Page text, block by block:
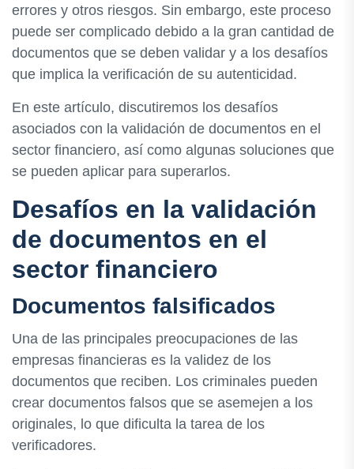
errores y otros riesgos. Sin embargo, este proceso
puede ser complicado debido a la gran cantidad de
documentos que se deben validar y a los desafíos
que implica la verificación de su autenticidad.
En este artículo, discutiremos los desafíos
asociados con la validación de documentos en el
sector financiero, así como algunas soluciones que
se pueden aplicar para superarlos.
Desafíos en la validación
de documentos en el
sector financiero
Documentos falsificados
Una de las principales preocupaciones de las
empresas financieras es la validez de los
documentos que reciben. Los criminales pueden
crear documentos falsos que se asemejen a los
originales, lo que dificulta la tarea de los
verificadores.